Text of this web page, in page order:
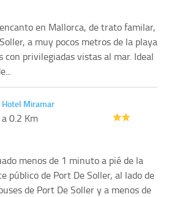
en Mallorca, de trato familar,
a muy pocos metros de la playa
con privilegiadas vistas al mar. Ideal
Hotel Miramar
a 0.2 Km
menos de 1 minuto a pié de la
público de Port De Soller, al lado de
de Port De Soller y a menos de